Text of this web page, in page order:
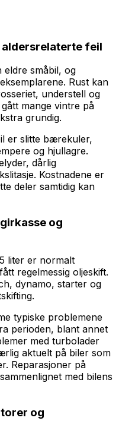
aldersrelaterte feil
småbil, og
Rust kan
understell og
mange vintre på
grundig.
er slitte bærekuler,
og hjullagre.
dårlig
Kostnadene er
deler samtidig kan
og
liter er normalt
regelmessig oljeskift.
dynamo, starter og
typiske problemene
perioden, blant annet
med turbolader
aktuelt på biler som
Reparasjoner på
med bilens
og